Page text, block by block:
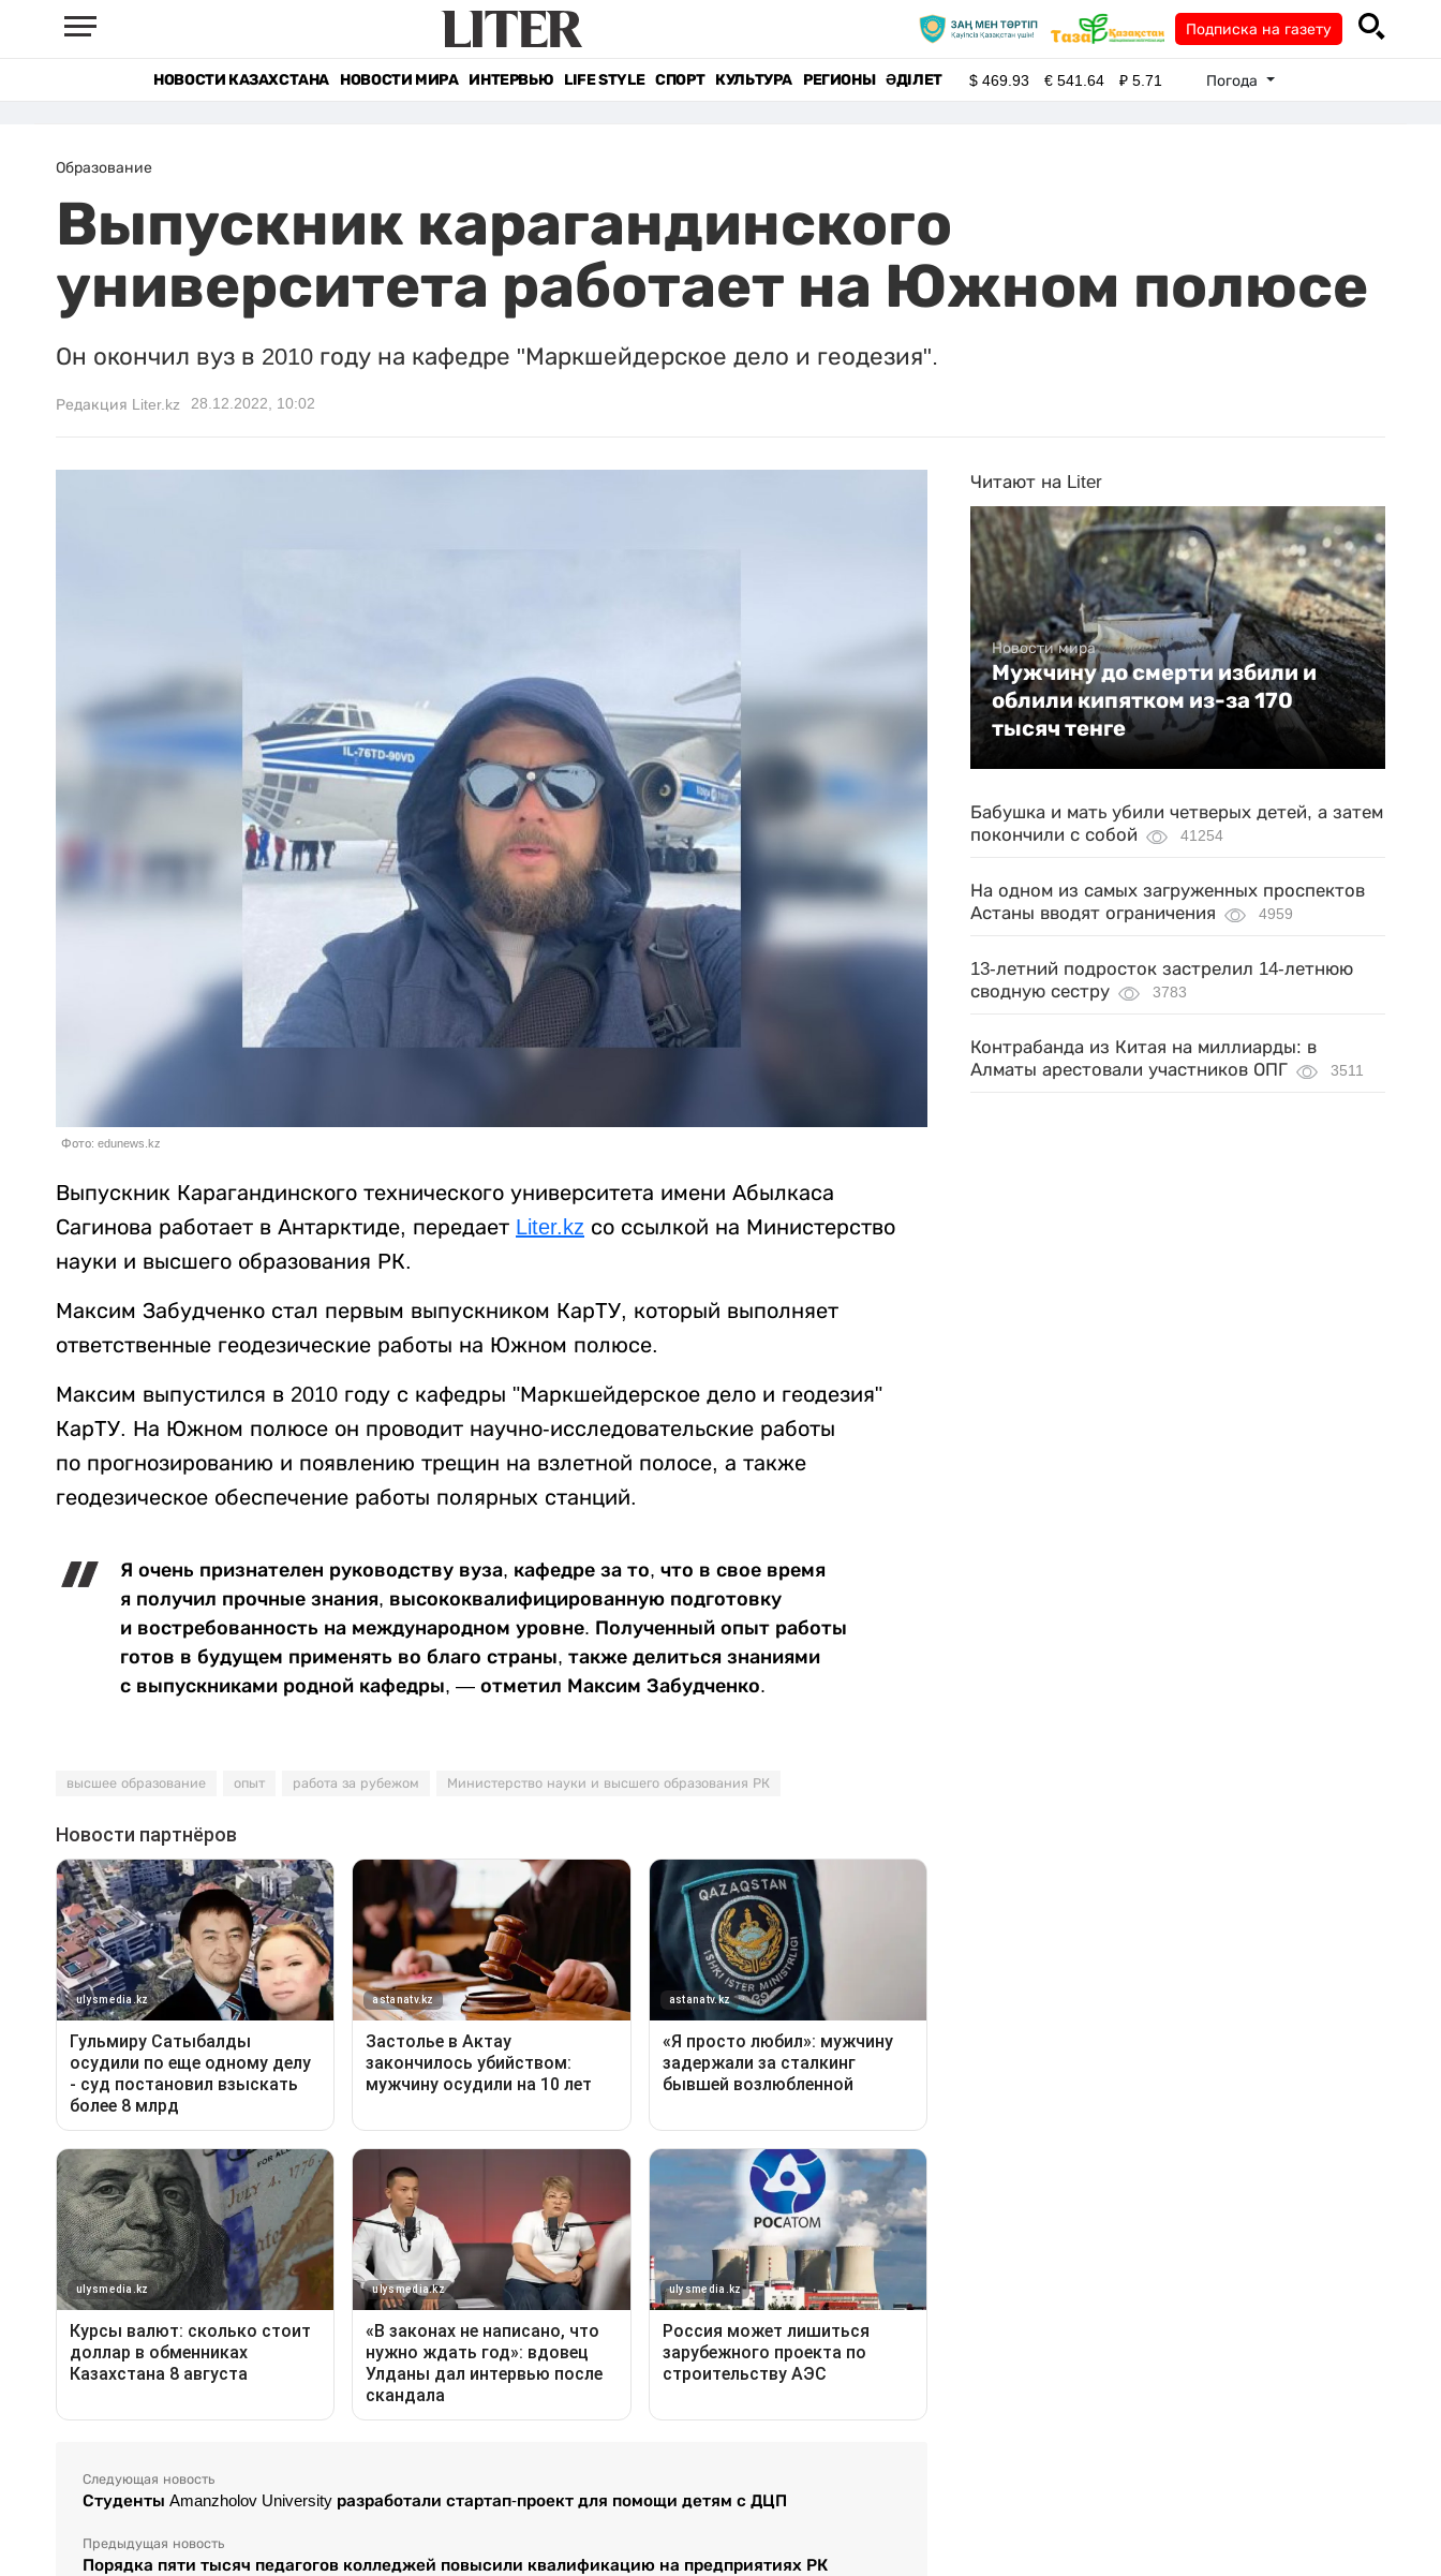
Подписка на газету
НОВОСТИ КАЗАХСТАНА НОВОСТИ МИРА ИНТЕРВЬЮ LIFE STYLE СПОРТ КУЛЬТУРА РЕГИОНЫ ӘДІЛЕТ $469.93 €541.64 ₽5.71 Погода
Образование
Выпускник карагандинского
университета работает на Южном полюсе
Он окончил вуз в 2010 году на кафедре "Маркшейдерское дело и геодезия".
Редакция Liter.kz 28.12.2022, 10:02
Фото: edunews.kz
Выпускник Карагандинского технического университета имени Абылкаса
Сагинова работает в Антарктиде, передает Liter.kz со ссылкой на Министерство
науки и высшего образования РК.
Максим Забудченко стал первым выпускником КарТУ, который выполняет
ответственные геодезические работы на Южном полюсе.
Максим выпустился в 2010 году с кафедры "Маркшейдерское дело и геодезия"
КарТУ. На Южном полюсе он проводит научно-исследовательские работы
по прогнозированию и появлению трещин на взлетной полосе, а также
геодезическое обеспечение работы полярных станций.
Я очень признателен руководству вуза, кафедре за то, что в свое время
я получил прочные знания, высококвалифицированную подготовку
и востребованность на международном уровне. Полученный опыт работы
готов в будущем применять во благо страны, также делиться знаниями
с выпускниками родной кафедры, — отметил Максим Забудченко.
высшее образование опыт работа за рубежом Министерство науки и высшего образования РК
Следующая новость
Студенты Amanzholov University разработали стартап-проект для помощи детям с ДЦП
Предыдущая новость
Порядка пяти тысяч педагогов колледжей повысили квалификацию на предприятиях РК
Читают на Liter
Новости мира
Мужчину до смерти избили и
облили кипятком из-за 170
тысяч тенге
Бабушка и мать убили четверых детей, а затем
покончили с собой
41254
На одном из самых загруженных проспектов
Астаны вводят ограничения
4959
13-летний подросток застрелил 14-летнюю
сводную сестру
3783
Контрабанда из Китая на миллиарды: в
Алматы арестовали участников ОПГ
3511